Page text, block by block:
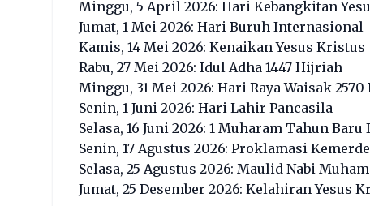
Minggu, 5 April 2026: Hari Kebangkitan
Jumat, 1 Mei 2026: Hari Buruh Internasional
Kamis, 14 Mei 2026: Kenaikan Yesus Kristus
Rabu, 27 Mei 2026: Idul Adha 1447 Hijriah
Minggu, 31 Mei 2026: Hari Raya Waisak 2570
Senin, 1 Juni 2026: Hari Lahir Pancasila
Selasa, 16 Juni 2026: 1 Muharam Tahun
Senin, 17 Agustus 2026: Proklamasi
Selasa, 25 Agustus 2026: Maulid Nabi
Jumat, 25 Desember 2026: Kelahiran Yesus